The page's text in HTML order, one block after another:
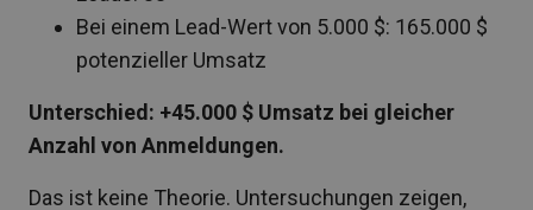
Bei einem Lead-Wert von 5.000 $: 165.000 $
potenzieller Umsatz
Unterschied: +45.000 $ Umsatz bei gleicher
Anzahl von Anmeldungen.
Das ist keine Theorie. Untersuchungen zeigen,